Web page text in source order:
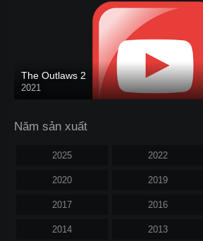
The Outlaws 2
2021
Năm sản xuất
2025 2022
2020 2019
2017 2016
2014 2013